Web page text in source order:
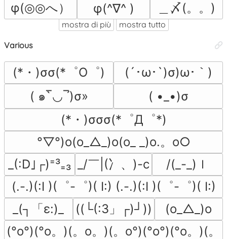
φ(◎◎へ）
φ(^∇^ ) ＿〆(。。)
mostra di più mostra tutto
Various
(*・)σσ(*゜O゜)
(´･ω･`)σ)ω･｀)
( ๑‾̀◡‾́)σ»
( •_•)σ
(*・)σσσ(*゜Д゜*)
°▽°)o(o_△_)o(o_ _)o.。o○
_(:D｣┌)⁼³₌₃
_/￣|(冫、)-c
/(_-_)ｌ
(.-.)(:I )(゜-゜)( I:) (.-.)(:I )(゜-゜)( I:)
_(┐「ε:)_
((└(:3」┌)┘))
(o_△_)o
(°o°)(°o。)(。o。)(。o°)(°o°)(°o。)(。